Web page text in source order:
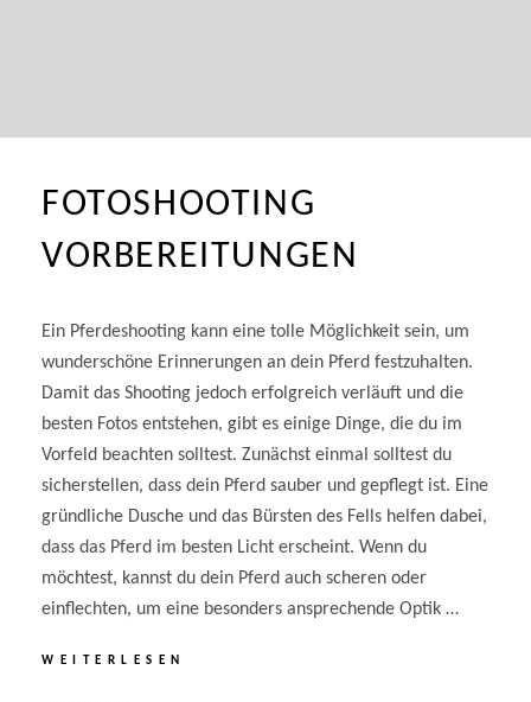
FOTOSHOOTING
VORBEREITUNGEN
Ein Pferdeshooting kann eine tolle Möglichkeit sein, um
wunderschöne Erinnerungen an dein Pferd festzuhalten.
Damit das Shooting jedoch erfolgreich verläuft und die
besten Fotos entstehen, gibt es einige Dinge, die du im
Vorfeld beachten solltest. Zunächst einmal solltest du
sicherstellen, dass dein Pferd sauber und gepflegt ist. Eine
gründliche Dusche und das Bürsten des Fells helfen dabei,
dass das Pferd im besten Licht erscheint. Wenn du
möchtest, kannst du dein Pferd auch scheren oder
einflechten, um eine besonders ansprechende Optik …
WEITERLESEN